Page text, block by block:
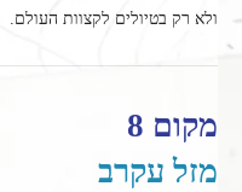
ולא רק בטיולים לקצוות העולם.
מקום 8
מזל עקרב